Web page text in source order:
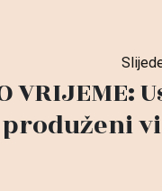
VRIJEME:
produženi